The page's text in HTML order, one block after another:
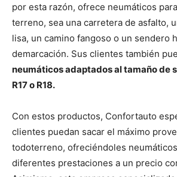
por esta razón, ofrece neumáticos
terreno, sea una carretera de asfalto,
lisa, un camino fangoso o un sendero
demarcación. Sus clientes también
neumáticos adaptados al tamaño de
R17 o R18.
Con estos productos, Confortauto
clientes puedan sacar el máximo
todoterreno, ofreciéndoles
diferentes prestaciones a un precio